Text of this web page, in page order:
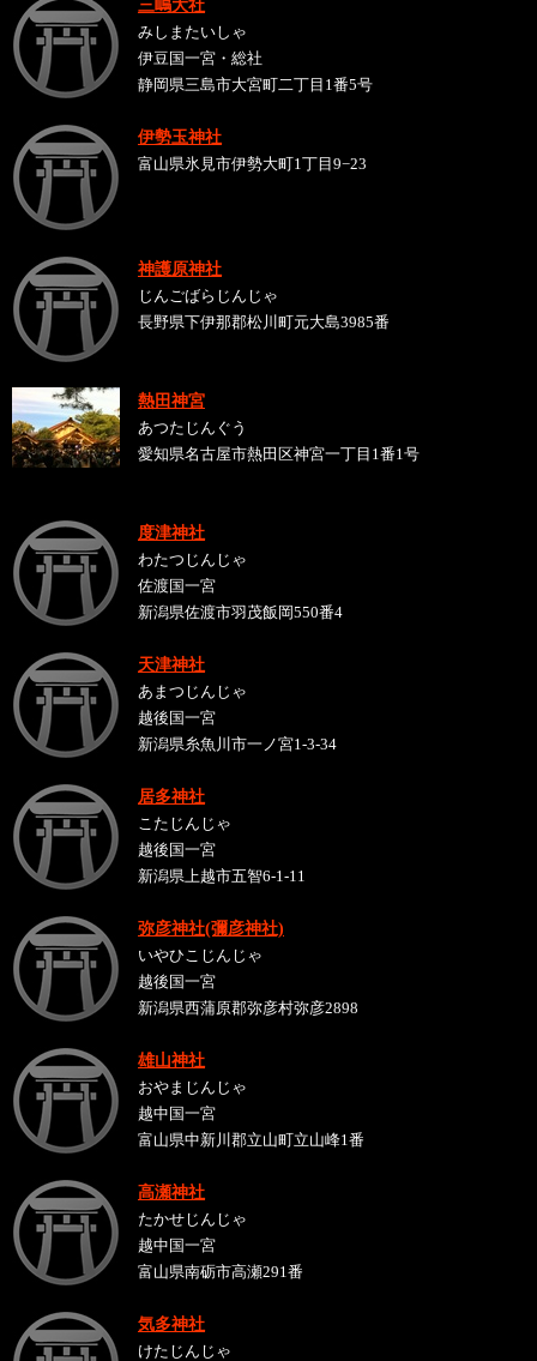
三嶋大社
みしまたいしゃ
伊豆国一宮・総社
静岡県三島市大宮町二丁目1番5号
伊勢玉神社
富山県氷見市伊勢大町1丁目9−23
神護原神社
じんごばらじんじゃ
長野県下伊那郡松川町元大島3985番
熱田神宮
あつたじんぐう
愛知県名古屋市熱田区神宮一丁目1番1号
度津神社
わたつじんじゃ
佐渡国一宮
新潟県佐渡市羽茂飯岡550番4
天津神社
あまつじんじゃ
越後国一宮
新潟県糸魚川市一ノ宮1-3-34
居多神社
こたじんじゃ
越後国一宮
新潟県上越市五智6-1-11
弥彦神社(彌彦神社)
いやひこじんじゃ
越後国一宮
新潟県西蒲原郡弥彦村弥彦2898
雄山神社
おやまじんじゃ
越中国一宮
富山県中新川郡立山町立山峰1番
高瀬神社
たかせじんじゃ
越中国一宮
富山県南砺市高瀬291番
気多神社
けたじんじゃ